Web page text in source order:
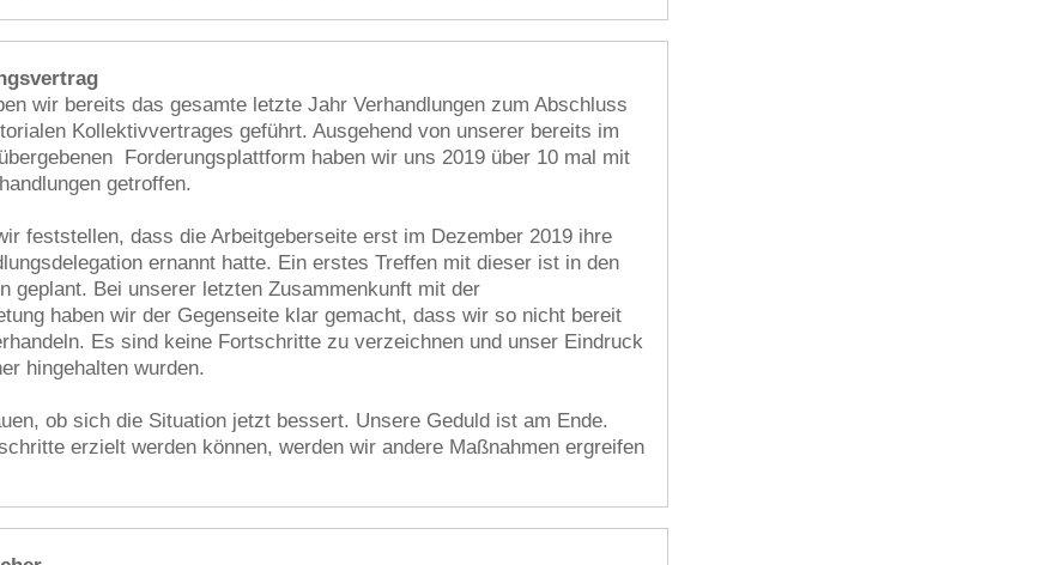
wir bereits das gesamte letzte Jahr Verhandlungen zum Abschluss
Kollektivvertrages geführt. Ausgehend von unserer bereits im
Forderungsplattform haben wir uns 2019 über 10 mal mit
getroffen.
feststellen, dass die Arbeitgeberseite erst im Dezember 2019 ihre
ernannt hatte. Ein erstes Treffen mit dieser ist in den
geplant. Bei unserer letzten Zusammenkunft mit der
haben wir der Gegenseite klar gemacht, dass wir so nicht bereit
Es sind keine Fortschritte zu verzeichnen und unser Eindruck
hingehalten wurden.
ob sich die Situation jetzt bessert. Unsere Geduld ist am Ende.
erzielt werden können, werden wir andere Maßnahmen ergreifen